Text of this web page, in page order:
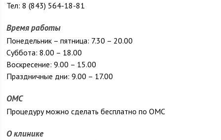
Тел: 8 (843) 564-18-81
Время работы
Понедельник – пятница: 7.30 – 20.00
Суббота: 8.00 – 18.00
Воскресение: 9.00 – 15.00
Праздничные дни: 9.00 – 17.00
ОМС
Процедуру можно сделать бесплатно по ОМС
О клинике